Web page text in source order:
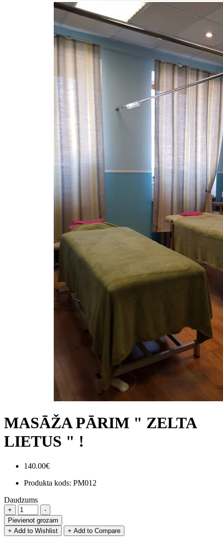
MASĀŽA PĀRIM " ZELTA
LIETUS " !
140.00€
Produkta kods: PM012
Daudzums
Pievienot grozam
+ Add to Wishlist
+ Add to Compare